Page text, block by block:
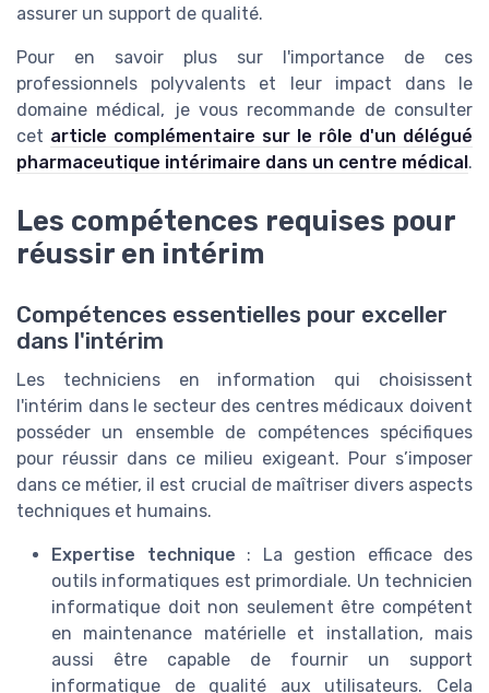
assurer un support de qualité.
Pour en savoir plus sur l'importance de ces
professionnels polyvalents et leur impact dans le
domaine médical, je vous recommande de consulter
cet article complémentaire sur le rôle d'un délégué
pharmaceutique intérimaire dans un centre médical.
Les compétences requises pour
réussir en intérim
Compétences essentielles pour exceller
dans l'intérim
Les techniciens en information qui choisissent
l'intérim dans le secteur des centres médicaux doivent
posséder un ensemble de compétences spécifiques
pour réussir dans ce milieu exigeant. Pour s’imposer
dans ce métier, il est crucial de maîtriser divers aspects
techniques et humains.
Expertise technique : La gestion efficace des
outils informatiques est primordiale. Un technicien
informatique doit non seulement être compétent
en maintenance matérielle et installation, mais
aussi être capable de fournir un support
informatique de qualité aux utilisateurs. Cela